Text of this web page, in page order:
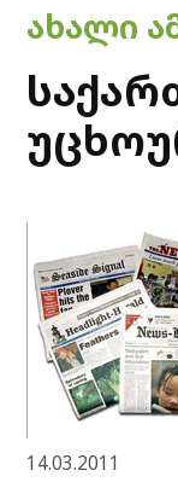
POSTED
IN
ᲐᲮᲐᲚᲘ
14.03.2011